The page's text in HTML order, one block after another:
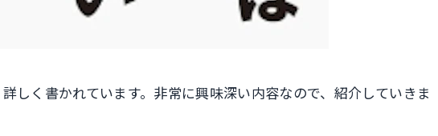
しく書かれています。非常に興味深い内容なので、紹介していきま